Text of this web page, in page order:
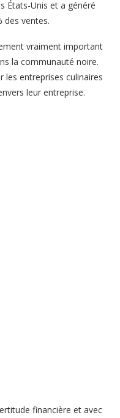
États-Unis et a généré
des ventes.
vraiment important
la communauté noire.
les entreprises culinaires
leur entreprise.
financière et avec